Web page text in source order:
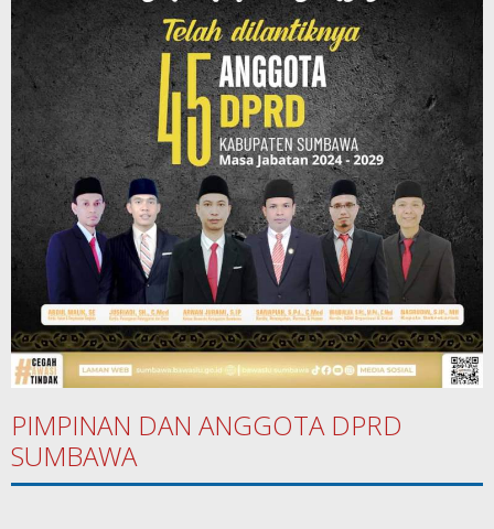
PIMPINAN DAN ANGGOTA DPRD
SUMBAWA